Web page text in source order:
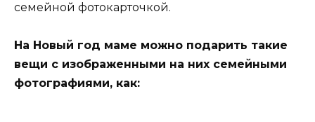
семейной фотокарточкой.
На Новый год маме можно подарить такие
вещи с изображенными на них семейными
фотографиями, как: